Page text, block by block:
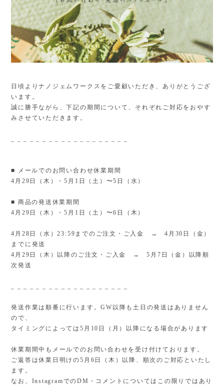
日頃よりナノジェムワークスをご愛顧いただき、ありがとうござ
います。
誠に勝手ながら、下記の期間について、それぞれご対応をおやす
みさせていただきます。
■ メールでのお問い合わせ休業期間
4月29日（木）・5月1日（土）〜5日（水）
■ 商品の発送休業期間
4月29日（木）・5月1日（土）〜6日（木）
4月28日（水）23:59までのご注文・ご入金 → 4月30日（金）
までに発送
4月29日（木）以降のご注文・ご入金 → 5月7日（金）以降順
次発送
発送作業は順番に行います。GW以降も土日の発送はありません
ので、
タイミングによっては5月10日（月）以降になる場合があります
休業期間中もメールでのお問い合わせを受け付けております。
ご返答は休業日明けの5月6日（木）以降、順次のご対応といたし
ます。
なお、InstagramでのDM・コメントについてはこの限りではあり